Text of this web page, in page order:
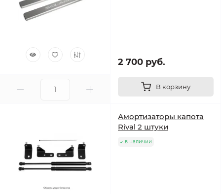
2 700 руб.
В корзину
Амортизаторы капота
Rival 2 штуки
в наличии